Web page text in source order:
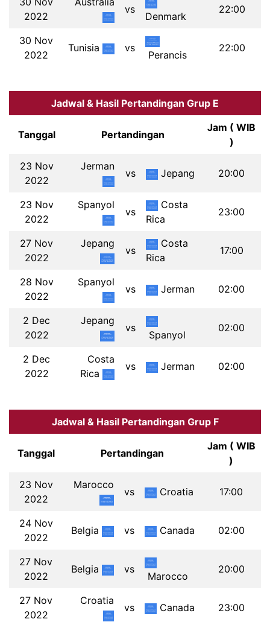
2022
vs
Denmark
22:00
30 Nov
2022
Tunisia vs
Perancis
22:00
Jadwal & Hasil Pertandingan Grup E
Tanggal Pertandingan
Jam ( WIB
)
23 Nov
2022
Jerman
vs Jepang 20:00
23 Nov
2022
Spanyol
vs
Costa
Rica
23:00
27 Nov
2022
Jepang
vs
Costa
Rica
17:00
28 Nov
2022
Spanyol
vs Jerman 02:00
2 Dec
2022
Jepang
vs
Spanyol
02:00
2 Dec
2022
Costa
Rica
vs Jerman 02:00
Jadwal & Hasil Pertandingan Grup F
Tanggal Pertandingan
Jam ( WIB
)
23 Nov
2022
Marocco
vs Croatia 17:00
24 Nov
2022
Belgia vs Canada 02:00
27 Nov
2022
Belgia vs
Marocco
20:00
27 Nov
2022
Croatia
vs Canada 23:00